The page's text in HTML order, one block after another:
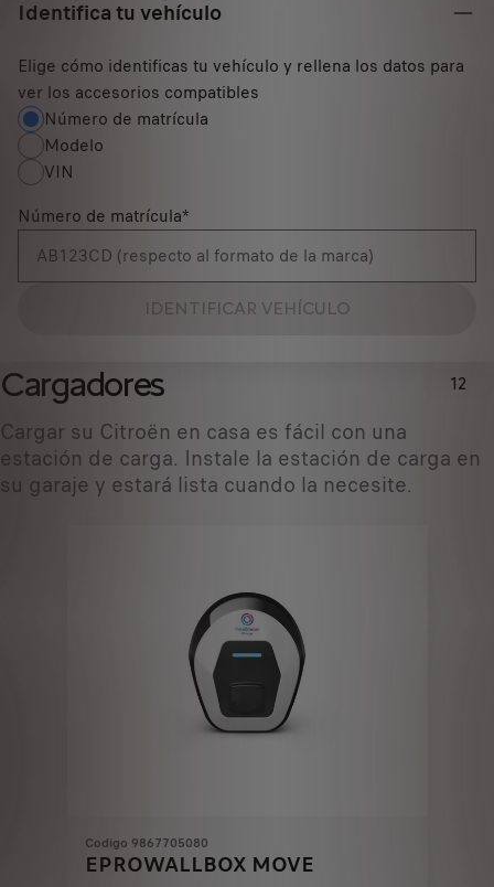
Identifica tu vehículo
Elige cómo identificas tu vehículo y rellena los datos para
ver los accesorios compatibles
Número de matrícula
Modelo
VIN
Número de matrícula*
IDENTIFICAR VEHÍCULO
Cargadores 12
Cargar su Citroën en casa es fácil con una
estación de carga. Instale la estación de carga en
su garaje y estará lista cuando la necesite.
Codigo 9867705080
EPROWALLBOX MOVE